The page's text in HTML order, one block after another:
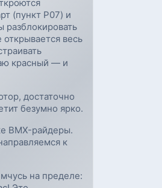
(пункт P07) и
весь
красный — и
достаточно
безумно ярко.
BMX-райдеры.
к
на пределе: